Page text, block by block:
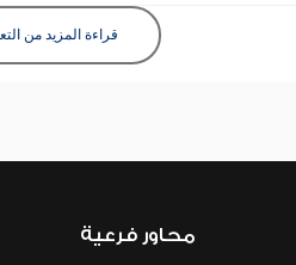
قراءة المزيد من
محاور فرعية